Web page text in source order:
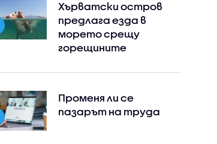
Хърватски остров
предлага езда в
морето срещу
горещините
Променя ли се
пазарът на труда